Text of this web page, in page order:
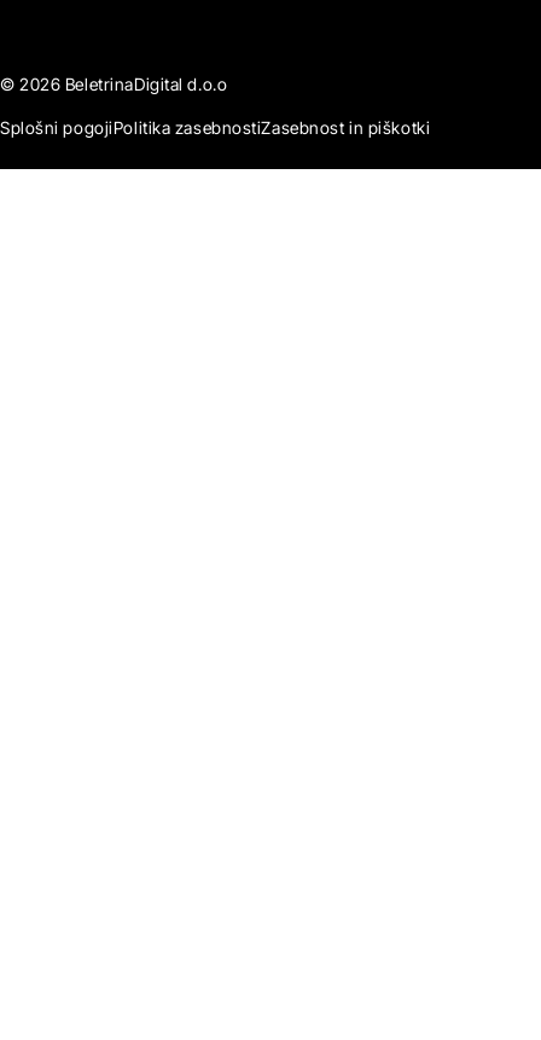
© 2026 BeletrinaDigital d.o.o
Splošni pogojiPolitika zasebnostiZasebnost in piškotki